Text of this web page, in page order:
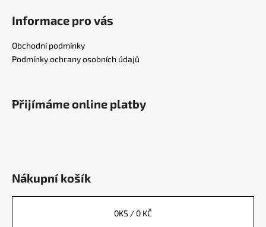
Informace pro vás
Obchodní podmínky
Podmínky ochrany osobních údajů
Přijímáme online platby
Nákupní košík
0KS / 0 KČ